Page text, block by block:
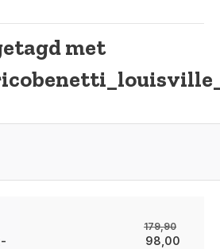
met
179,90
98,00